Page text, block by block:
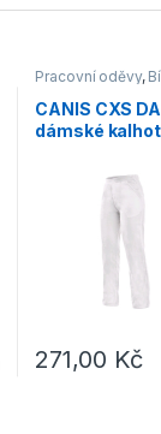
Možnosti lze
Pracovní oděvy,
CANIS CXS
dámské
271,00 Kč
Tento produkt